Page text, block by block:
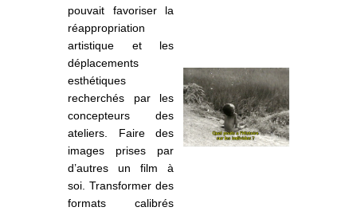
pouvait favoriser la
réappropriation
artistique et les
déplacements
esthétiques
recherchés par les
concepteurs des
ateliers. Faire des
images prises par
d’autres un film à
soi. Transformer des
formats calibrés